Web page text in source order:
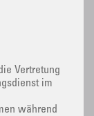
Vertretung
im
während